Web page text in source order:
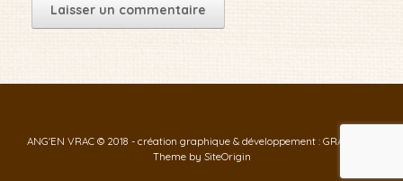
ANG'EN VRAC © 2018 - création graphique & développement : GRAF-ID
Theme by SiteOrigin